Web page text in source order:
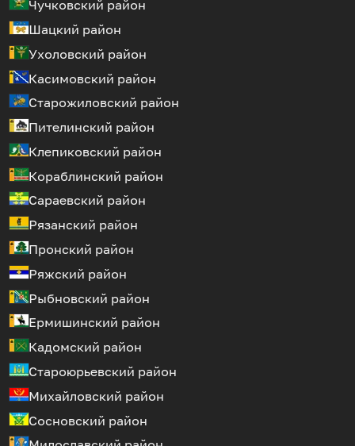
Чучковский район
Шацкий район
Ухоловский район
Касимовский район
Старожиловский район
Пителинский район
Клепиковский район
Кораблинский район
Сараевский район
Рязанский район
Пронский район
Ряжский район
Рыбновский район
Ермишинский район
Кадомский район
Староюрьевский район
Михайловский район
Сосновский район